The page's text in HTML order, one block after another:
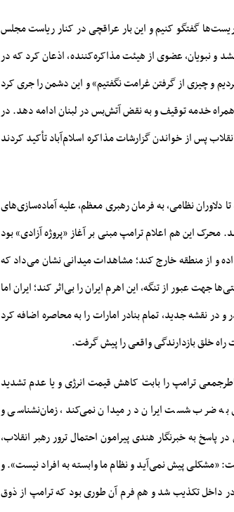
تروریست‌ها گفتگو کنیم و این بار عراقچی در کنار ریاست مجلس
و نبویان، عضوی از هیئت مذاکره‌کننده، اذعان کرد که در
و چیزی از گرفتن غرامت نگفتیم» و این دشمن را جری کرد
همراه خدمه توقیف و به نقض آتش‌بس در لبنان ادامه دهد. در
پس از خواندن گزارشات مذاکره اسلام‌آباد تأکید کردند
نظامی، به فرمان رهبری معظم، علیه آماده‌سازی‌های
این هم اعلام ترامپ مبنی بر آغاز «پروژه آزادی» بود
و از منطقه خارج کند؛ مشاهدات میدانی نشان می‌داد که
عبور از تنگه، این اهرم ایران را بی‌اثر کند؛ ایران اما
نقشه جدید، تمام بنادر امارات را به محاصره اضافه کرد
خلق بازدارندگی واقعی را پیش گرفت.
ترامپ را بابت کاهش قیمت انرژی و یا عدم تشدید
ضرب شست ایران در میدان نمی‌کند، زمان‌نشناسی و
به خبرنگار هندی پیرامون احتمال ترور رهبر انقلاب،
«مشکلی پیش نمی‌آید و نظام ما وابسته به افراد نیست». و
در داخل تکذیب شد و هم فرم آن طوری بود که ترامپ از ذوق